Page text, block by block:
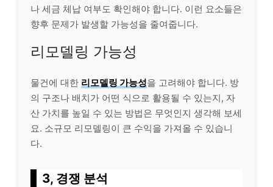
나 세금 체납 여부도 확인해야 합니다. 이런 요소들은
향후 문제가 발생할 가능성을 줄여줍니다.
리모델링 가능성
물건에 대한 리모델링 가능성을 고려해야 합니다. 방
의 구조나 배치가 어떤 식으로 활용될 수 있는지, 자
산 가치를 높일 수 있는 방법은 무엇인지 생각해 보세
요. 소규모 리모델링이 큰 수익을 가져올 수 있습니
다.
3, 경쟁 분석